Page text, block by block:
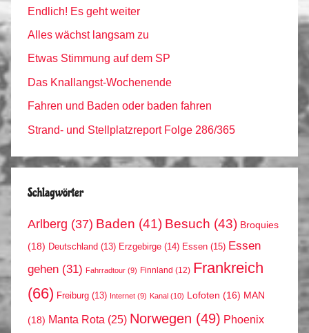
Endlich! Es geht weiter
Alles wächst langsam zu
Etwas Stimmung auf dem SP
Das Knallangst-Wochenende
Fahren und Baden oder baden fahren
Strand- und Stellplatzreport Folge 286/365
Schlagwörter
Arlberg (37) Baden (41) Besuch (43) Broquies
(18) Deutschland (13) Erzgebirge (14) Essen (15) Essen
gehen (31) Fahrradtour (9) Finnland (12) Frankreich
(66) Freiburg (13) Internet (9) Kanal (10) Lofoten (16) MAN
(18) Manta Rota (25) Norwegen (49) Phoenix